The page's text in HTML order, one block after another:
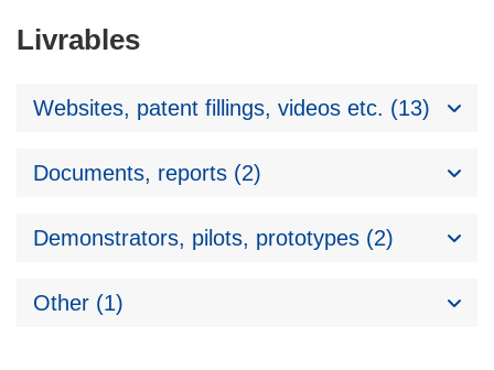
Livrables
Websites, patent fillings, videos etc. (13)
Documents, reports (2)
Demonstrators, pilots, prototypes (2)
Other (1)